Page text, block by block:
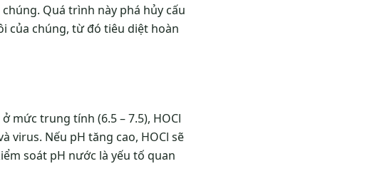
Quá trình này phá hủy cấu
của chúng, từ đó tiêu diệt hoàn
mức trung tính (6.5 – 7.5), HOCl
virus. Nếu pH tăng cao, HOCl sẽ
soát pH nước là yếu tố quan